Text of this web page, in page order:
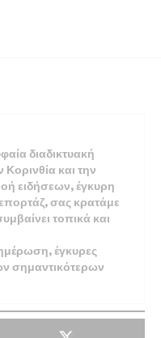
διαδικτυακή
και την
ειδήσεων, έγκυρη
σας κρατάμε
τοπικά και
έγκυρες
σημαντικότερων